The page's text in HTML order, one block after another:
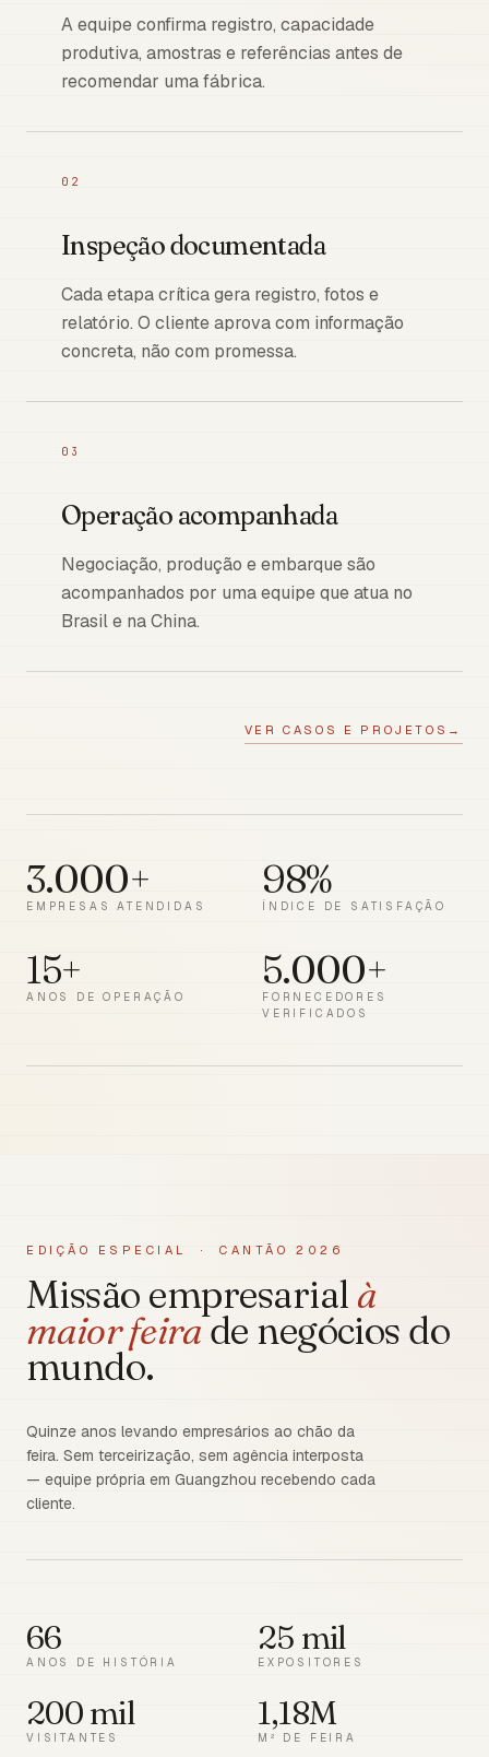
A equipe confirma registro, capacidade
produtiva, amostras e referências antes de
recomendar uma fábrica.
02
Inspeção documentada
Cada etapa crítica gera registro, fotos e
relatório. O cliente aprova com informação
concreta, não com promessa.
03
Operação acompanhada
Negociação, produção e embarque são
acompanhados por uma equipe que atua no
Brasil e na China.
VER CASOS E PROJETOS →
3.000+
EMPRESAS ATENDIDAS
98%
ÍNDICE DE SATISFAÇÃO
15+
ANOS DE OPERAÇÃO
5.000+
FORNECEDORES
VERIFICADOS
EDIÇÃO ESPECIAL · CANTÃO 2026
Missão empresarial à
maior feirade negócios do
mundo.
Quinze anos levando empresários ao chão da
feira. Sem terceirização, sem agência interposta
— equipe própria em Guangzhou recebendo cada
cliente.
66
ANOS DE HISTÓRIA
25 mil
EXPOSITORES
200 mil
VISITANTES
1,18M
M² DE FEIRA